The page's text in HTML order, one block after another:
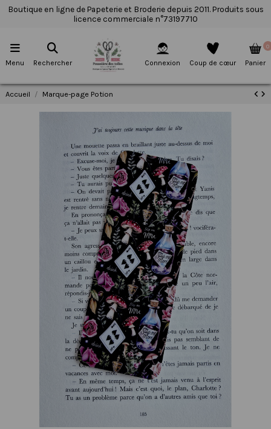
Boutique en ligne de Papeterie et Broderie depuis 2011. Produits sous
licence commerciale n°73197710
Menu Rechercher Connexion Coup de cœur
0
Panier
Accueil Marque-page Potion